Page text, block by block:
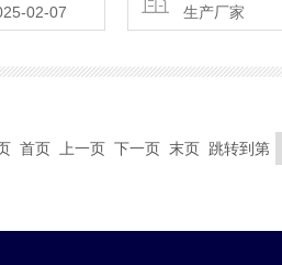
02-07
生产厂家
首页 上一页 下一页 末页 跳转到第